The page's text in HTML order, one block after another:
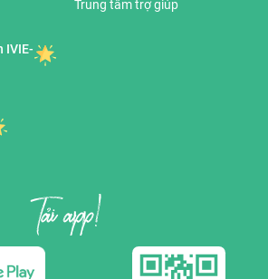
IVIE-
Trung tâm trợ giúp